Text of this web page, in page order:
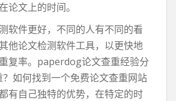
论文上的时间。
软件更好，不同的人有不同的看
他论文检测软件工具，以更快地
复率。paperdog论文查重经验分
？如何找到一个免费论文查重网站
有自己独特的优势，在特定的时